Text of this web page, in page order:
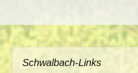
Schwalbach-Links